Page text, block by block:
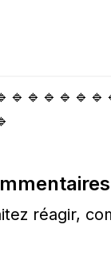
réagir,